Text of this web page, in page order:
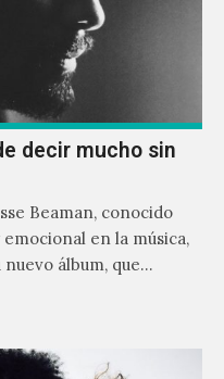
decir mucho sin
Beaman, conocido
en la música,
álbum, que